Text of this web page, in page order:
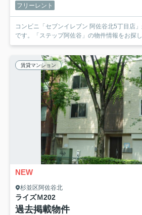
フリーレント
コンビニ「セブンイレブン 阿佐谷北5丁目店
です。「ステップ阿佐谷」の物件情報をお探
賃貸マンション
NEW
杉並区阿佐谷北
ライズＭ202
過去掲載物件